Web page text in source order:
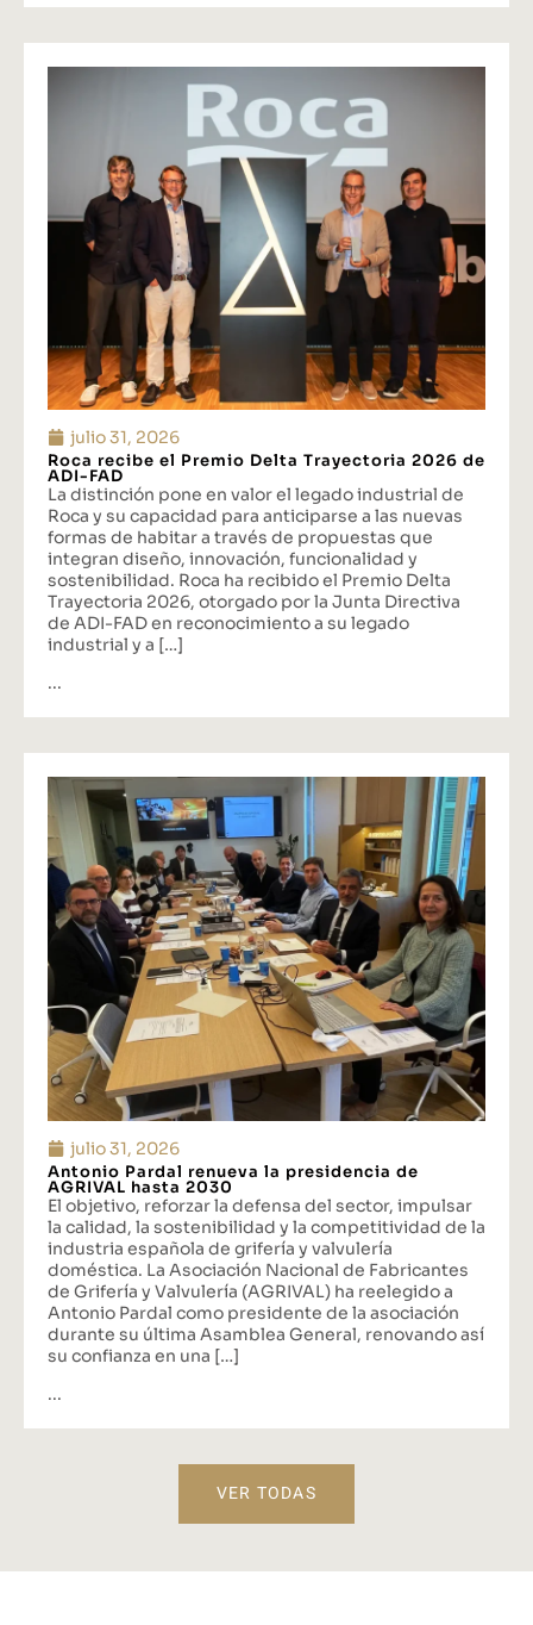
julio 31, 2026
Roca recibe el Premio Delta Trayectoria 2026 de
ADI-FAD
La distinción pone en valor el legado industrial de
Roca y su capacidad para anticiparse a las nuevas
formas de habitar a través de propuestas que
integran diseño, innovación, funcionalidad y
sostenibilidad. Roca ha recibido el Premio Delta
Trayectoria 2026, otorgado por la Junta Directiva
de ADI-FAD en reconocimiento a su legado
industrial y a […]
...
julio 31, 2026
Antonio Pardal renueva la presidencia de
AGRIVAL hasta 2030
El objetivo, reforzar la defensa del sector, impulsar
la calidad, la sostenibilidad y la competitividad de la
industria española de grifería y valvulería
doméstica. La Asociación Nacional de Fabricantes
de Grifería y Valvulería (AGRIVAL) ha reelegido a
Antonio Pardal como presidente de la asociación
durante su última Asamblea General, renovando así
su confianza en una […]
...
VER TODAS